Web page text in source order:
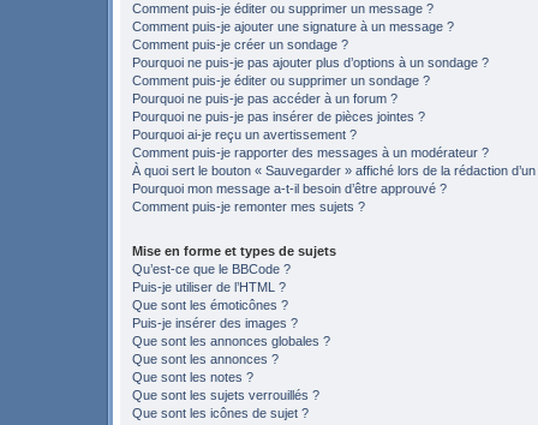
Comment puis-je éditer ou supprimer un message ?
Comment puis-je ajouter une signature à un message ?
Comment puis-je créer un sondage ?
Pourquoi ne puis-je pas ajouter plus d’options à un sondage ?
Comment puis-je éditer ou supprimer un sondage ?
Pourquoi ne puis-je pas accéder à un forum ?
Pourquoi ne puis-je pas insérer de pièces jointes ?
Pourquoi ai-je reçu un avertissement ?
Comment puis-je rapporter des messages à un modérateur ?
À quoi sert le bouton « Sauvegarder » affiché lors de la rédaction
Pourquoi mon message a-t-il besoin d’être approuvé ?
Comment puis-je remonter mes sujets ?
Mise en forme et types de sujets
Qu’est-ce que le BBCode ?
Puis-je utiliser de l’HTML ?
Que sont les émoticônes ?
Puis-je insérer des images ?
Que sont les annonces globales ?
Que sont les annonces ?
Que sont les notes ?
Que sont les sujets verrouillés ?
Que sont les icônes de sujet ?